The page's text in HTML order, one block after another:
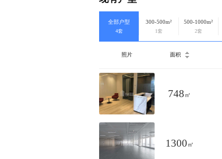
全部户型
4套
300-500m²
1套
500-1000m²
2套
照片 面积
748 ㎡
1300 ㎡